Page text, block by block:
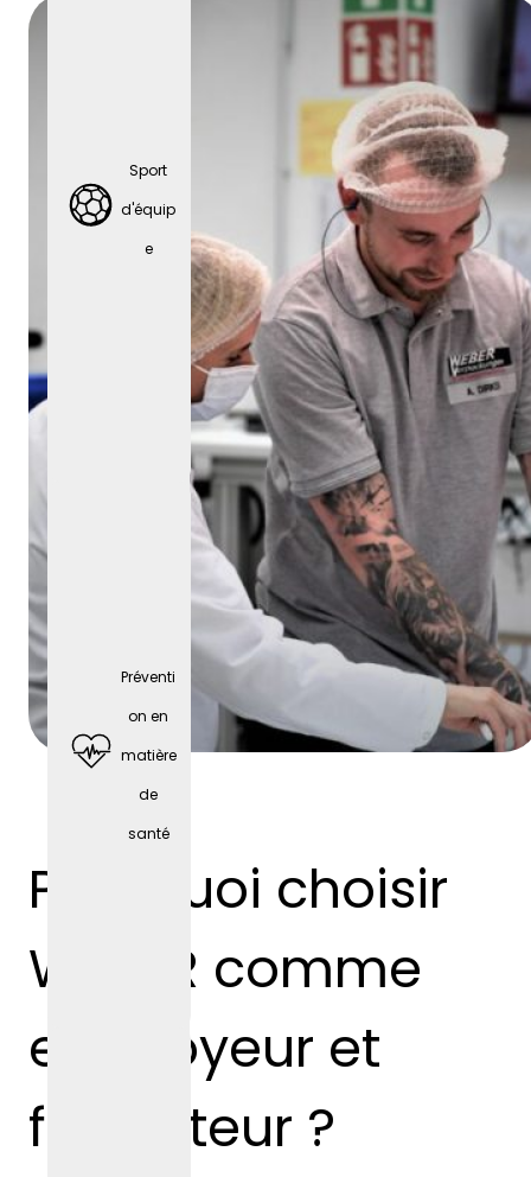
Sport
d'équip
e
Préventi
on en
matière
de
santé
Pourquoi choisir
WEBER comme
employeur et
formateur ?